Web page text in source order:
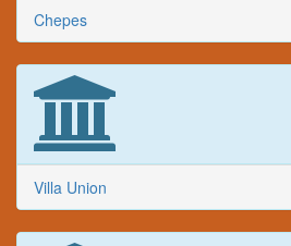
Chepes
Villa Union